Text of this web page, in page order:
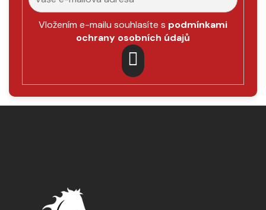
Vložením e-mailu souhlasíte s podmínkami
ochrany osobních údajů
PŘIHLÁSIT
SE